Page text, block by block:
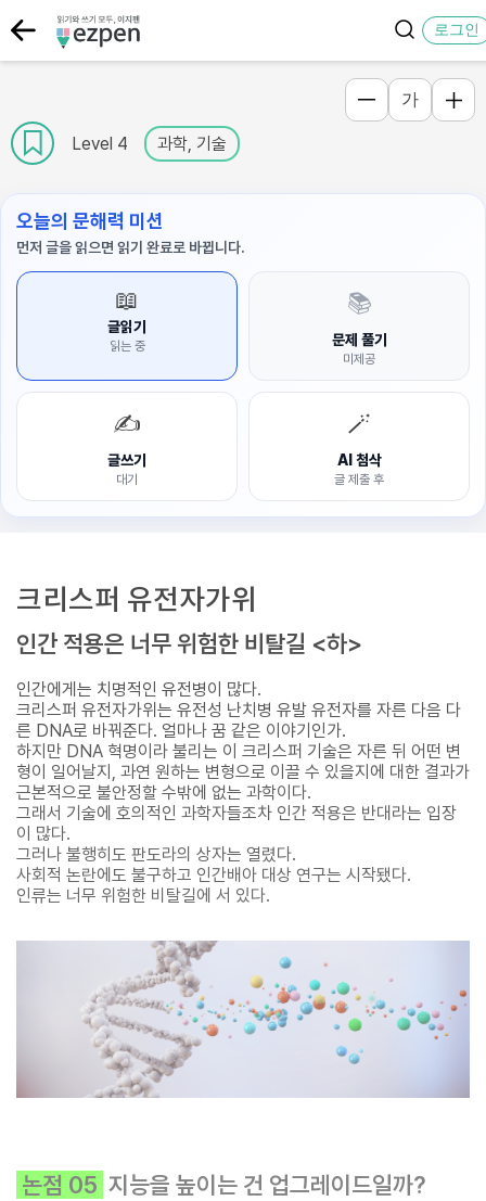
로그인
Level 4 과학, 기술
가
오늘의 문해력 미션
먼저 글을 읽으면 읽기 완료로 바뀝니다.
📖
글읽기
읽는 중
📚
문제 풀기
미제공
✍️
글쓰기
대기
🪄
AI 첨삭
글 제출 후
크리스퍼 유전자가위
인간 적용은 너무 위험한 비탈길 <하>
인간에게는 치명적인 유전병이 많다.
크리스퍼 유전자가위는 유전성 난치병 유발 유전자를 자른 다음 다
른 DNA로 바꿔준다. 얼마나 꿈 같은 이야기인가.
하지만 DNA 혁명이라 불리는 이 크리스퍼 기술은 자른 뒤 어떤 변
형이 일어날지, 과연 원하는 변형으로 이끌 수 있을지에 대한 결과가
근본적으로 불안정할 수밖에 없는 과학이다.
그래서 기술에 호의적인 과학자들조차 인간 적용은 반대라는 입장
이 많다.
그러나 불행히도 판도라의 상자는 열렸다.
사회적 논란에도 불구하고 인간배아 대상 연구는 시작됐다.
인류는 너무 위험한 비탈길에 서 있다.
논점 05 지능을 높이는 건 업그레이드일까?